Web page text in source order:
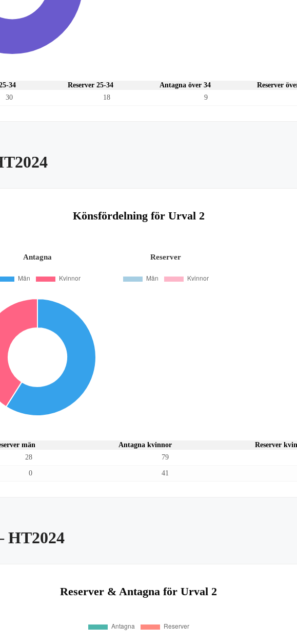
34 Reserver 25-34 Antagna över 34
Reserver
30 18 9
Könsfördelning för Urval 2
Antagna Reserver
män Antagna kvinnor
Reserver
28 79
0 41
Reserver & Antagna för Urval 2